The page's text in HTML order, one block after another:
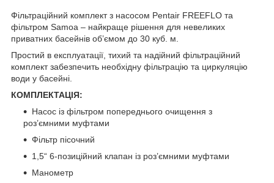
Фільтраційний комплект з насосом Pentair FREEFLO та
фільтром Samoa – найкраще рішення для невеликих
приватних басейнів об’ємом до 30 куб. м.
Простий в експлуатації, тихий та надійний фільтраційний
комплект забезпечить необхідну фільтрацію та циркуляцію
води у басейні.
КОМПЛЕКТАЦІЯ:
Насос із фільтром попереднього очищення з
роз’ємними муфтами
Фільтр пісочний
1,5“ 6-позиційний клапан із роз’ємними муфтами
Манометр